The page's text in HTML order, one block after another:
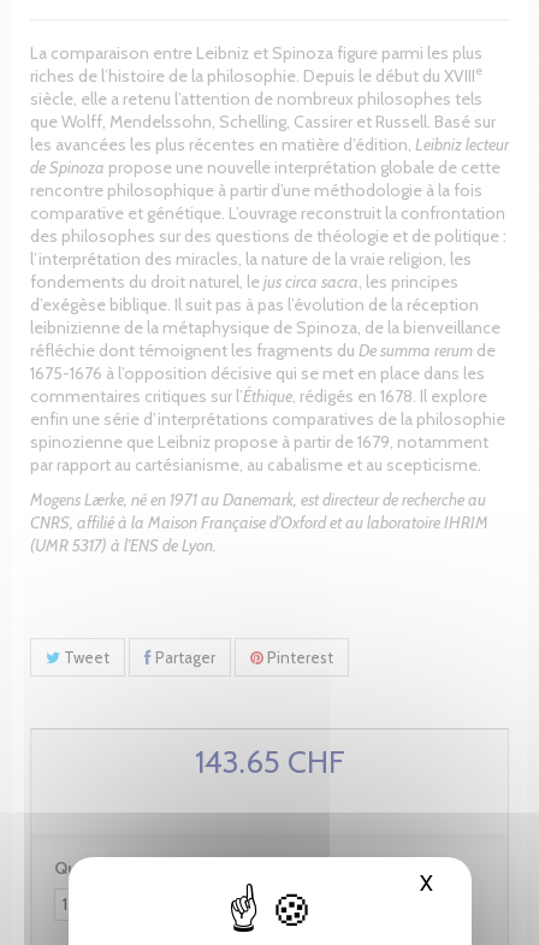
XMasquer
La comparaison entre Leibniz et Spinoza figure parmi les plus
riches de l’histoire de la philosophie. Depuis le début du XVIIIe
siècle, elle a retenu l’attention de nombreux philosophes tels
que Wolff, Mendelssohn, Schelling, Cassirer et Russell. Basé sur
les avancées les plus récentes en matière d’édition, Leibniz lecteur
de Spinoza propose une nouvelle interprétation globale de cette
rencontre philosophique à partir d’une méthodologie à la fois
comparative et génétique. L’ouvrage reconstruit la confrontation
des philosophes sur des questions de théologie et de politique :
l’interprétation des miracles, la nature de la vraie religion, les
fondements du droit naturel, lejus circa sacra , les principes
d’exégèse biblique. Il suit pas à pas l’évolution de la réception
leibnizienne de la métaphysique de Spinoza, de la bienveillance
réfléchie dont témoignent les fragments du De summa rerum de
1675-1676 à l’opposition décisive qui se met en place dans les
commentaires critiques sur l’Éthique , rédigés en 1678. Il explore
enfin une série d’interprétations comparatives de la philosophie
spinozienne que Leibniz propose à partir de 1679, notamment
par rapport au cartésianisme, au cabalisme et au scepticisme.
Mogens Lærke, né en 1971 au Danemark, est directeur de recherche au
CNRS, affilié à la Maison Française d’Oxford et au laboratoire IHRIM
(UMR 5317) à l’ENS de Lyon.
Tweet Partager Pinterest
143.65 CHF
Quantité :